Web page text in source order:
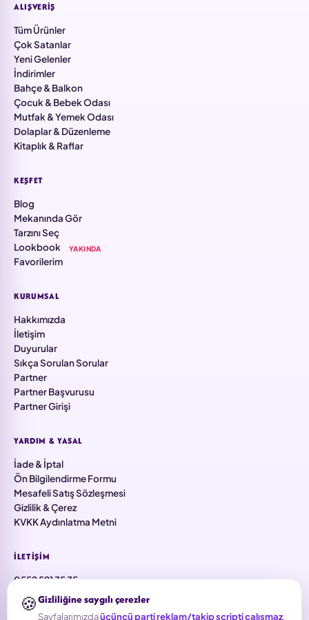
ALIŞVERIŞ
Tüm Ürünler
Çok Satanlar
Yeni Gelenler
İndirimler
Bahçe & Balkon
Çocuk & Bebek Odası
Mutfak & Yemek Odası
Dolaplar & Düzenleme
Kitaplık & Raflar
KEŞFET
Blog
Mekanında Gör
Tarzını Seç
Lookbook
YAKINDA
Favorilerim
KURUMSAL
Hakkımızda
İletişim
Duyurular
Sıkça Sorulan Sorular
Partner
Partner Başvurusu
Partner Girişi
YARDIM & YASAL
İade & İptal
Ön Bilgilendirme Formu
Mesafeli Satış Sözleşmesi
Gizlilik & Çerez
KVKK Aydınlatma Metni
İLETIŞIM
0552 591 35 35
info@falezmobilyaaksesuar.com
Aşık Veysel Mah. 5733 Sk. No:91/8 İç Kapı No: Z1, 35380 Karabağlar
🍪Gizliliğine saygılı çerezler
Sayfalarımızdaüçüncü parti reklam/takip scripti çalışmaz.